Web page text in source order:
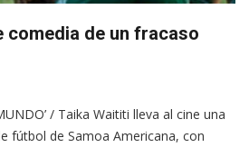
comedia de un fracaso
/ Taika Waititi lleva al cine una
fútbol de Samoa Americana, con